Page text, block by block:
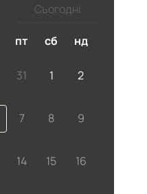
Сьогодні
пт сб нд
31 1 2
7 8 9
14 15 16